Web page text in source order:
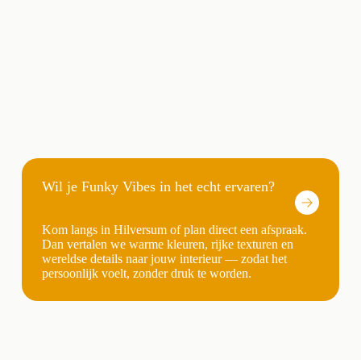
Wil je Funky Vibes in het echt ervaren?
Kom langs in Hilversum of plan direct een afspraak.
Dan vertalen we warme kleuren, rijke texturen en
wereldse details naar jouw interieur — zodat het
persoonlijk voelt, zonder druk te worden.